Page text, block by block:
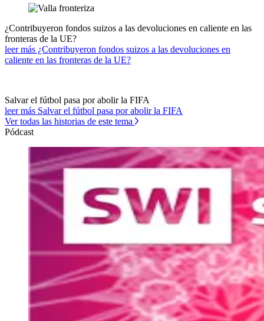
¿Contribuyeron fondos suizos a las devoluciones en caliente en las
fronteras de la UE?
leer más ¿Contribuyeron fondos suizos a las devoluciones en
caliente en las fronteras de la UE?
Salvar el fútbol pasa por abolir la FIFA
leer más Salvar el fútbol pasa por abolir la FIFA
Ver todas las historias de este tema
Pódcast